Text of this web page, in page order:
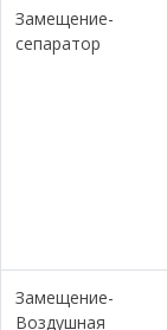
Замещение-
сепаратор
Замещение-
Воздушная